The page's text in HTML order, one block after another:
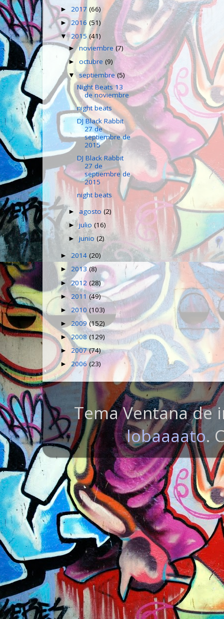
► 2017 (66)
► 2016 (51)
▼2015(41)
►noviembre(7)
►octubre(9)
▼septiembre(5)
Night Beats 13
de noviembre
night beats
DJ Black Rabbit
27 de
septiembre de
2015
DJ Black Rabbit
27 de
septiembre de
2015
night beats
►agosto(2)
►julio(16)
►junio(2)
► 2014(20)
► 2013(8)
►2012 (28)
►2011(49)
► 2010(103)
►2009 (152)
►2008(129)
► 2007(74)
►2006(23)
Tema Ventana de
lobaaaato.